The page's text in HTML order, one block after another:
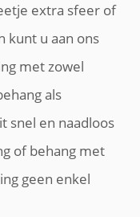
extra sfeer of
kunt u aan ons
met zowel
als
snel en naadloos
of behang met
geen enkel